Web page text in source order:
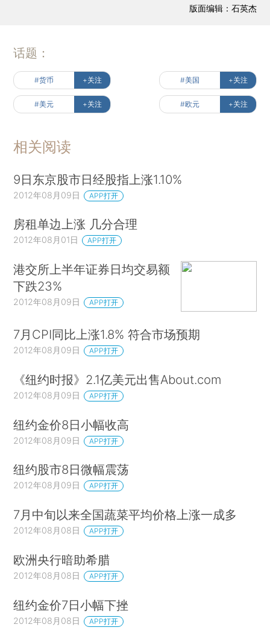
版面编辑：石英杰
话题：
#货币 +关注 #美国 +关注
#美元 +关注 #欧元 +关注
相关阅读
9日东京股市日经股指上涨1.10%
2012年08月09日 APP打开
房租单边上涨 几分合理
2012年08月01日 APP打开
港交所上半年证券日均交易额
下跌23%
2012年08月09日 APP打开
7月CPI同比上涨1.8% 符合市场预期
2012年08月09日 APP打开
《纽约时报》2.1亿美元出售About.com
2012年08月09日 APP打开
纽约金价8日小幅收高
2012年08月09日 APP打开
纽约股市8日微幅震荡
2012年08月09日 APP打开
7月中旬以来全国蔬菜平均价格上涨一成多
2012年08月08日 APP打开
欧洲央行暗助希腊
2012年08月08日 APP打开
纽约金价7日小幅下挫
2012年08月08日 APP打开